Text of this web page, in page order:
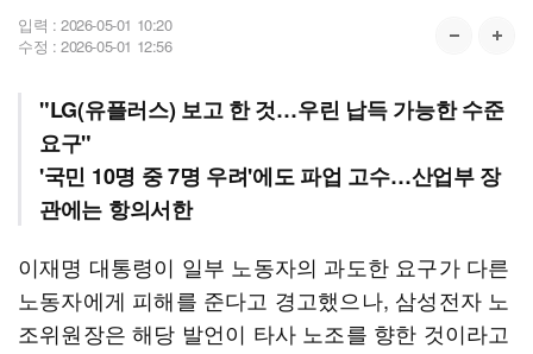
입력 : 2026-05-01 10:20
수정 : 2026-05-01 12:56
"LG(유플러스) 보고 한 것…우린 납득 가능한 수준
요구"
'국민 10명 중 7명 우려'에도 파업 고수…산업부 장
관에는 항의서한
이재명 대통령이 일부 노동자의 과도한 요구가 다른
노동자에게 피해를 준다고 경고했으나, 삼성전자 노
조위원장은 해당 발언이 타사 노조를 향한 것이라고